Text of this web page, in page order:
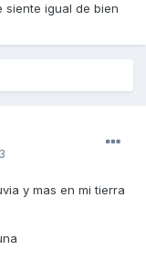
siente igual de bien
y mas en mi tierra